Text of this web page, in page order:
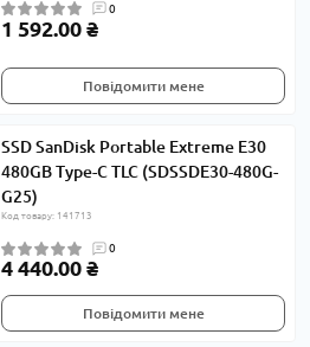
0
1 592.00 ₴
Повідомити мене
SSD SanDisk Portable Extreme E30
480GB Type-C TLC (SDSSDE30-480G-
G25)
Код товару: 141713
0
4 440.00 ₴
Повідомити мене